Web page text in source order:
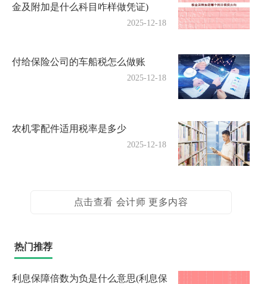
金及附加是什么科目咋样做凭证)
2025-12-18
付给保险公司的车船税怎么做账
2025-12-18
农机零配件适用税率是多少
2025-12-18
点击查看 会计师 更多内容
热门推荐
利息保障倍数为负是什么意思(利息保